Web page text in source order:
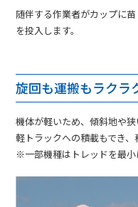
随伴する作業者がカップに苗
を投入します。
旋回も運搬もラクラ
機体が軽いため、傾斜地や狭
軽トラックへの積載もでき、
※一部機種はトレッドを最小